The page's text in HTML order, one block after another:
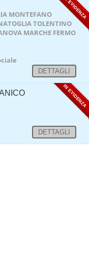
IN EVIDENZA
MONTEFANO
TOLENTINO
MARCHE FERMO
DETTAGLI
IN EVIDENZA
DETTAGLI